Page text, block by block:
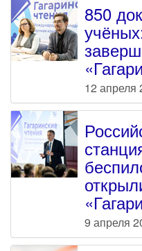
850
12 апреля
9 апреля